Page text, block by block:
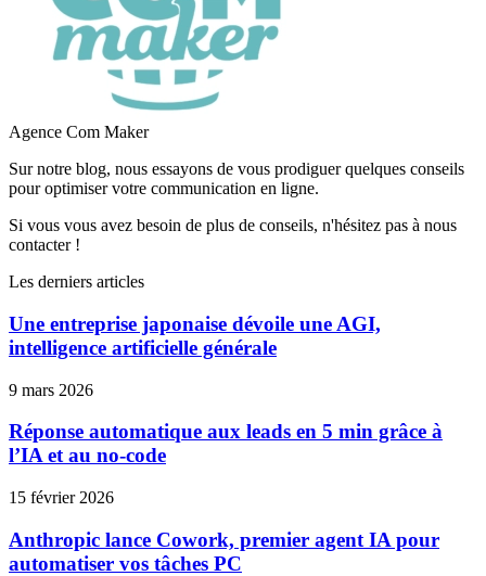
Agence Com Maker
Sur notre blog, nous essayons de vous prodiguer quelques conseils
pour optimiser votre communication en ligne.
Si vous vous avez besoin de plus de conseils, n'hésitez pas à nous
contacter !
Les derniers articles
Une entreprise japonaise dévoile une AGI,
intelligence artificielle générale
9 mars 2026
Réponse automatique aux leads en 5 min grâce à
l’IA et au no-code
15 février 2026
Anthropic lance Cowork, premier agent IA pour
automatiser vos tâches PC